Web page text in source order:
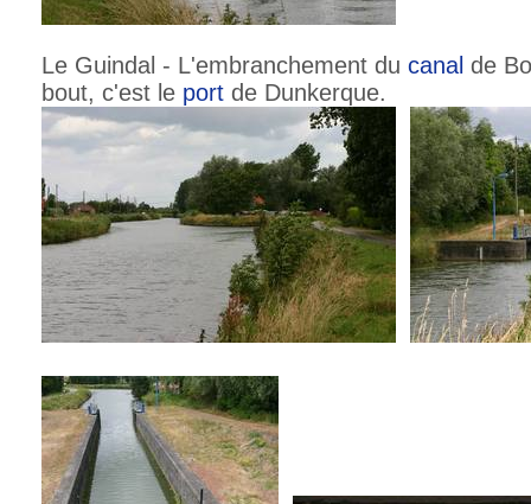
Le Guindal - L'embranchement du canal de
bout, c'est le port de Dunkerque.